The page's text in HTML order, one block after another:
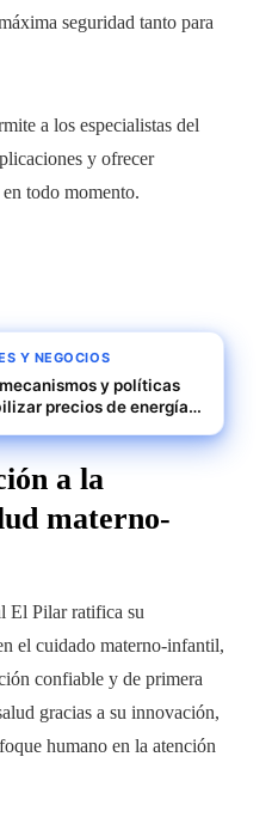
seguridad tanto para
a los especialistas del
y ofrecer
todo momento.
Y NEGOCIOS
y políticas
precios de energía y
a la
materno-
El Pilar ratifica su
el cuidado materno-infantil,
confiable y de primera
gracias a su innovación,
humano en la atención